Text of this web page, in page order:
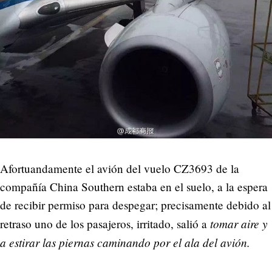
Afortuandamente el avión del vuelo CZ3693 de la
compañía China Southern estaba en el suelo, a la espera
de recibir permiso para despegar; precisamente debido al
retraso uno de los pasajeros, irritado, salió a tomar aire y
a estirar las piernas caminando por el ala del avión.